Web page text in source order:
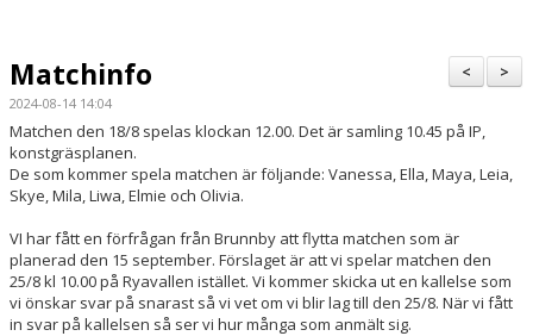
KONTAKT
>
<
Matchinfo
2024-08-14 14:04
Matchen den 18/8 spelas klockan 12.00. Det är samling 10.45 på IP,
konstgräsplanen.
De som kommer spela matchen är följande: Vanessa, Ella, Maya, Leia,
Skye, Mila, Liwa, Elmie och Olivia.
VI har fått en förfrågan från Brunnby att flytta matchen som är
planerad den 15 september. Förslaget är att vi spelar matchen den
25/8 kl 10.00 på Ryavallen istället. Vi kommer skicka ut en kallelse som
vi önskar svar på snarast så vi vet om vi blir lag till den 25/8. När vi fått
in svar på kallelsen så ser vi hur många som anmält sig.